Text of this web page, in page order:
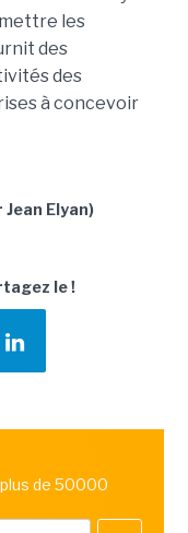
les
des
des
à concevoir
Jean Elyan)
le !
de 50000